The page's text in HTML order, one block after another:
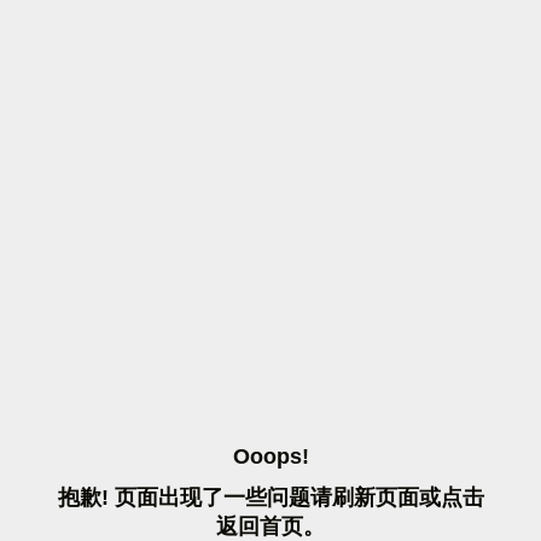
OOOPS!
抱歉! 页面出现了一些问题请刷 新页面或点击
返 回首页。